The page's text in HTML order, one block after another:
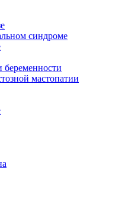
синдроме
беременности
мастопатии